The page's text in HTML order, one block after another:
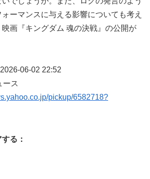
ーマンスに与える影響についても考え
画『キングダム 魂の決戦』の公開が
06-02 22:52
ース
pickup/6582718?
る：